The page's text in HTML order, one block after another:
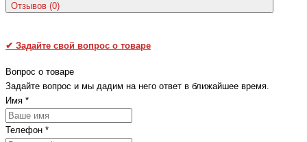
Отзывов (0)
✔ Задайте свой вопрос о товаре
Вопрос о товаре
Задайте вопрос и мы дадим на него ответ в ближайшее время.
Имя *
Телефон *